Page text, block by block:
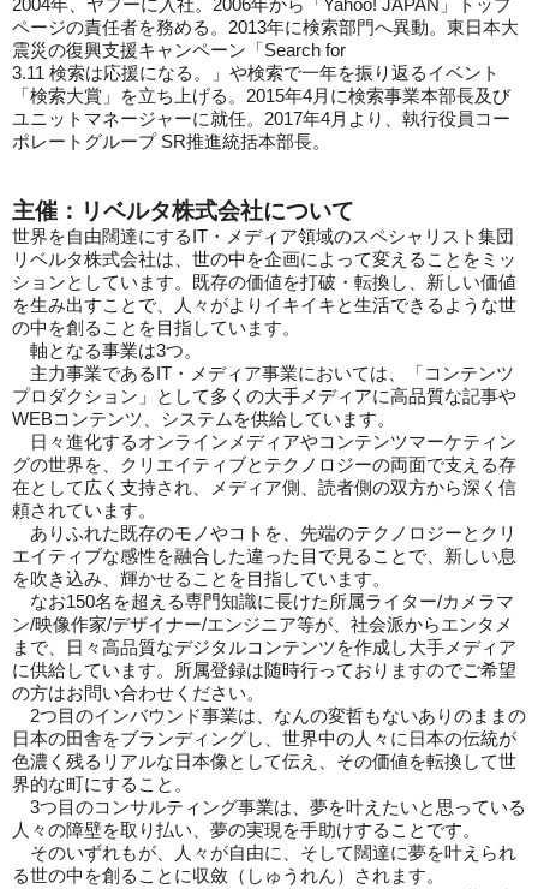
2004年、ヤフーに入社。2006年から「Yahoo! JAPAN」トップ
ページの責任者を務める。2013年に検索部門へ異動。東日本大
震災の復興支援キャンペーン「Search for
3.11 検索は応援になる。」や検索で一年を振り返るイベント
「検索大賞」を立ち上げる。2015年4月に検索事業本部長及び
ユニットマネージャーに就任。2017年4月より、執行役員コー
ポレートグループ SR推進統括本部長。
主催：リベルタ株式会社について
世界を自由闊達にするIT・メディア領域のスペシャリスト集団
リベルタ株式会社は、世の中を企画によって変えることをミッ
ションとしています。既存の価値を打破・転換し、新しい価値
を生み出すことで、人々がよりイキイキと生活できるような世
の中を創ることを目指しています。
軸となる事業は3つ。
主力事業であるIT・メディア事業においては、「コンテンツ
プロダクション」として多くの大手メディアに高品質な記事や
WEBコンテンツ、システムを供給しています。
日々進化するオンラインメディアやコンテンツマーケティン
グの世界を、クリエイティブとテクノロジーの両面で支える存
在として広く支持され、メディア側、読者側の双方から深く信
頼されています。
ありふれた既存のモノやコトを、先端のテクノロジーとクリ
エイティブな感性を融合した違った目で見ることで、新しい息
を吹き込み、輝かせることを目指しています。
なお150名を超える専門知識に長けた所属ライター/カメラマ
ン/映像作家/デザイナー/エンジニア等が、社会派からエンタメ
まで、日々高品質なデジタルコンテンツを作成し大手メディア
に供給しています。所属登録は随時行っておりますのでご希望
の方はお問い合わせください。
2つ目のインバウンド事業は、なんの変哲もないありのままの
日本の田舎をブランディングし、世界中の人々に日本の伝統が
色濃く残るリアルな日本像として伝え、その価値を転換して世
界的な町にすること。
3つ目のコンサルティング事業は、夢を叶えたいと思っている
人々の障壁を取り払い、夢の実現を手助けすることです。
そのいずれもが、人々が自由に、そして闊達に夢を叶えられ
る世の中を創ることに収斂（しゅうれん）されます。